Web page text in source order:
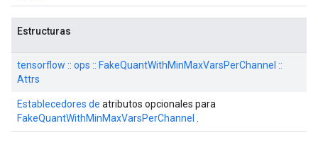
Estructuras
tensorflow :: ops :: FakeQuantWithMinMaxVarsPerChannel ::
Attrs
Establecedores de atributos opcionales para
FakeQuantWithMinMaxVarsPerChannel